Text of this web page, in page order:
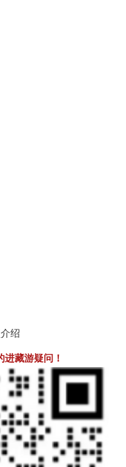
绍
藏游疑问！